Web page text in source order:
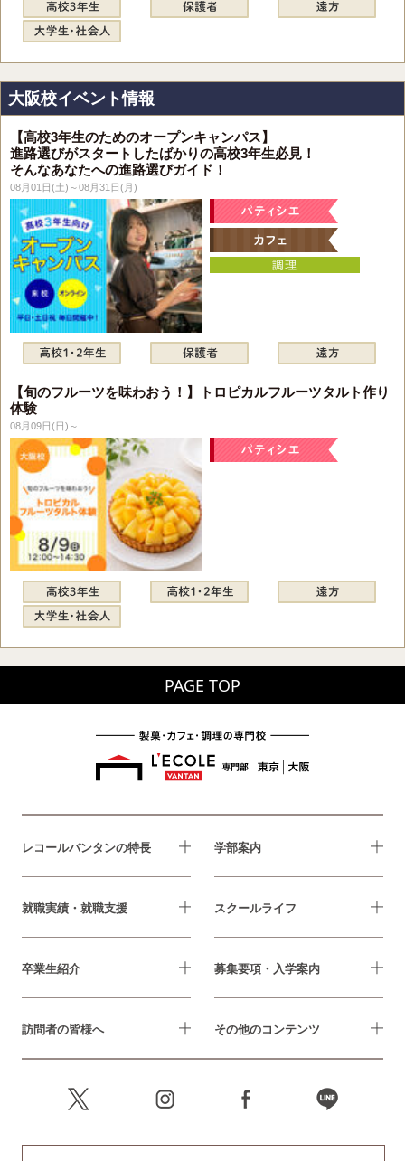
大阪校イベント情報
【高校3年生のためのオープンキャンパス】
進路選びがスタートしたばかりの高校3年生必見！
そんなあなたへの進路選びガイド！
08月01日(土)～08月31日(月)
【旬のフルーツを味わおう！】トロピカルフルーツタルト作り
体験
08月09日(日)～
PAGE TOP
レコールバンタンの特長 学部案内
就職実績・就職支援 スクールライフ
卒業生紹介 募集要項・入学案内
訪問者の皆様へ その他のコンテンツ